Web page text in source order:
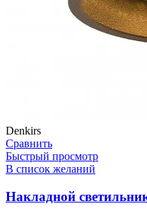
Denkirs
Сравнить
Быстрый просмотр
В список желаний
Накладной